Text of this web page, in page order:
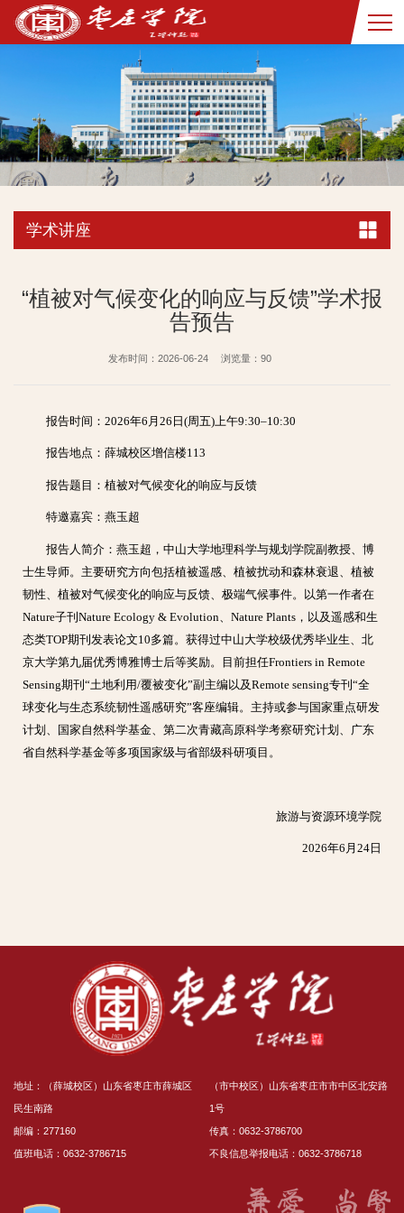
学术讲座
“植被对气候变化的响应与反馈”学术报
告预告
发布时间：2026-06-24 浏览量： 90
报告时间：2026年6月26日(周五)上午9:30–10:30
报告地点：薛城校区增信楼113
报告题目：植被对气候变化的响应与反馈
特邀嘉宾：燕玉超
报告人简介：燕玉超，中山大学地理科学与规划学院副教授、博
士生导师。主要研究方向包括植被遥感、植被扰动和森林衰退、植被
韧性、植被对气候变化的响应与反馈、极端气候事件。以第一作者在
Nature子刊Nature Ecology & Evolution、Nature Plants，以及遥感和生
态类TOP期刊发表论文10多篇。获得过中山大学校级优秀毕业生、北
京大学第九届优秀博雅博士后等奖励。目前担任Frontiers in Remote
Sensing期刊“土地利用/覆被变化”副主编以及Remote sensing专刊“全
球变化与生态系统韧性遥感研究”客座编辑。主持或参与国家重点研发
计划、国家自然科学基金、第二次青藏高原科学考察研究计划、广东
省自然科学基金等多项国家级与省部级科研项目。
旅游与资源环境学院
2026年6月24日
地址：（薛城校区）山东省枣庄市薛城区
民生南路
邮编：277160
值班电话：0632-3786715
（市中校区）山东省枣庄市市中区北安路
1号
传真：0632-3786700
不良信息举报电话：0632-3786718